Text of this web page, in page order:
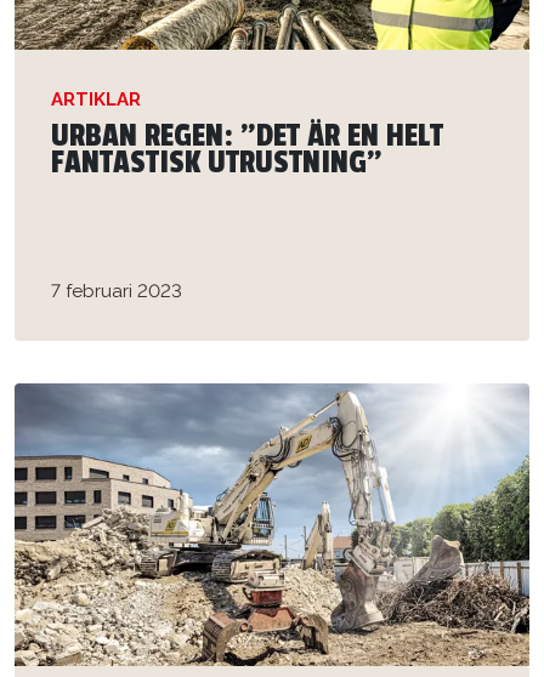
ARTIKLAR
URBAN REGEN: ”DET ÄR EN HELT
FANTASTISK UTRUSTNING”
7 februari 2023